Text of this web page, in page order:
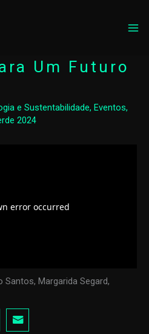
Um Futuro
e Sustentabilidade, Eventos,
2024
Margarida Segard,